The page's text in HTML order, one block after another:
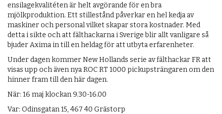
ensilagekvalitéten är helt avgörande för en bra
mjölkproduktion. Ett stillestånd påverkar en hel kedja av
maskiner och personal vilket skapar stora kostnader. Med
detta i sikte och att fälthackarna i Sverige blir allt vanligare så
bjuder Axima in till en heldag för att utbyta erfarenheter.
Under dagen kommer New Hollands serie av fälthackar FR att
visas upp och även nya ROC RT 1000 pickupsträngaren om den
hinner fram till den här dagen.
När: 16 maj klockan 9.30-16.00
Var: Odinsgatan 15, 467 40 Grästorp